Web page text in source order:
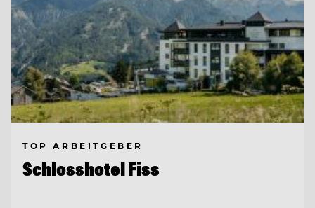
TOP ARBEITGEBER
Schlosshotel Fiss